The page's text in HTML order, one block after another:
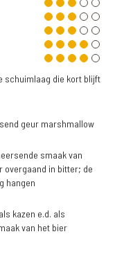
schuimlaag die kort blijft
geur marshmallow
smaak van
overgaand in bitter; de
hangen
kazen e.d. als
van het bier